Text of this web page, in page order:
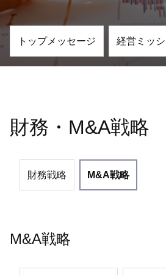
トップメッセージ 経営ミッ
財務・M&A戦略
財務戦略 M&A戦略
M&A戦略